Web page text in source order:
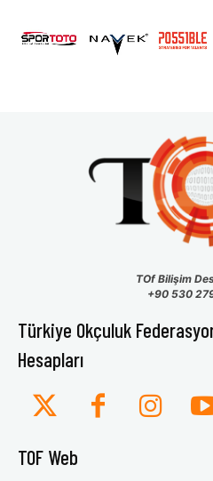
TOf Bilişim
+90 530
Türkiye Okçuluk
Hesapları
TOF Web